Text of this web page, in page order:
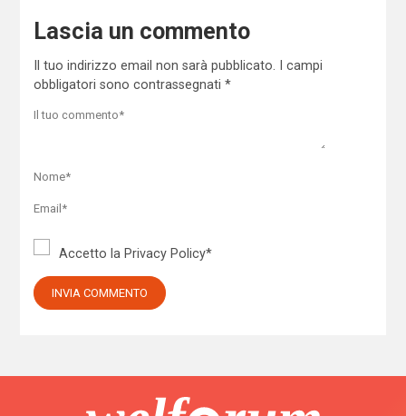
Lascia un commento
Il tuo indirizzo email non sarà pubblicato.
I campi
obbligatori sono contrassegnati *
Accetto la Privacy Policy*